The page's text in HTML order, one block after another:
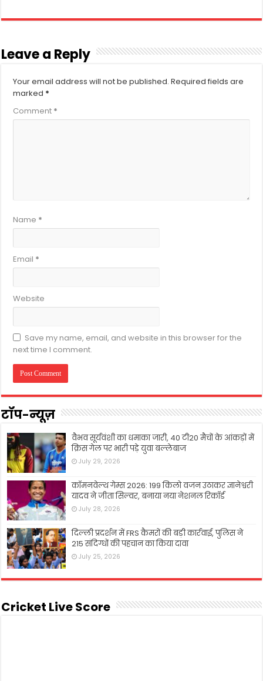
Leave a Reply
Your email address will not be published. Required fields are
marked *
Comment *
Name *
Email *
Website
Save my name, email, and website in this browser for the
next time I comment.
टॉप-न्यूज़
वैभव सूर्यवंशी का धमाका जारी, 40 टी20 मैचों के आंकड़ों में
क्रिस गेल पर भारी पड़े युवा बल्लेबाज
July 29, 2026
कॉमनवेल्थ गेम्स 2026: 199 किलो वजन उठाकर ज्ञानेश्वरी
यादव ने जीता सिल्वर, बनाया नया नेशनल रिकॉर्ड
July 28, 2026
दिल्ली प्रदर्शन में FRS कैमरों की बड़ी कार्रवाई, पुलिस ने
215 संदिग्धों की पहचान का किया दावा
July 25, 2026
Cricket Live Score